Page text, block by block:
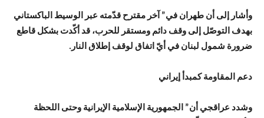
وأشار إلى أن طهران في” آخر مقترح قدّمته عبر الوسيط الباكستاني
بهدف التوصّل إلى وقف دائم ومستقر للحرب، قد أكّدت بشكل قاطع
ضرورة شمول لبنان في أيّ اتفاق لوقف إطلاق النار.
دعم المقاومة كمبدأ إيراني
وشدد عراقجي أن” الجمهورية الإسلامية الإيرانية وحتى اللحظة